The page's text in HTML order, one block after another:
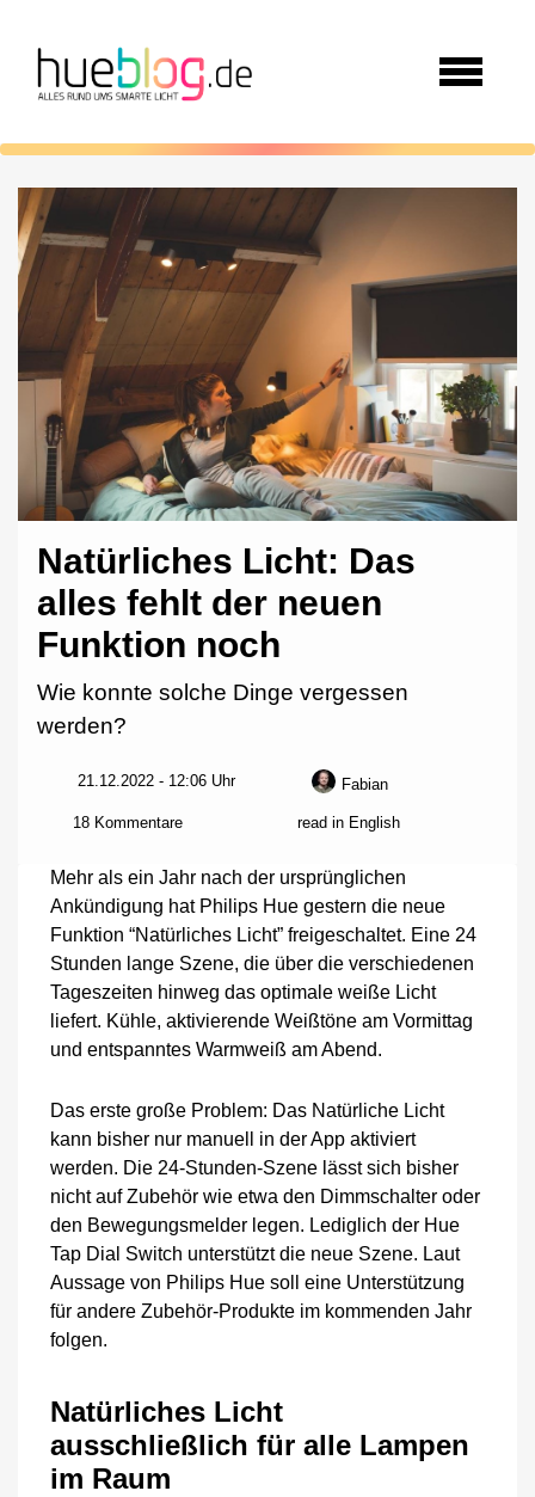
Natürliches Licht: Das
alles fehlt der neuen
Funktion noch
Wie konnte solche Dinge vergessen
werden?
21.12.2022 - 12:06 Uhr Fabian
18 Kommentarezu
Licht:
Das
alles
fehlt
der
Funktion
noch
read in English
Mehr als ein Jahr nach der ursprünglichen
Ankündigung hat Philips Hue gestern die neue
Funktion “Natürliches Licht” freigeschaltet. Eine 24
Stunden lange Szene, die über die verschiedenen
Tageszeiten hinweg das optimale weiße Licht
liefert. Kühle, aktivierende Weißtöne am Vormittag
und entspanntes Warmweiß am Abend.
Das erste große Problem: Das Natürliche Licht
kann bisher nur manuell in der App aktiviert
werden. Die 24-Stunden-Szene lässt sich bisher
nicht auf Zubehör wie etwa den Dimmschalter oder
den Bewegungsmelder legen. Lediglich der Hue
Tap Dial Switch unterstützt die neue Szene. Laut
Aussage von Philips Hue soll eine Unterstützung
für andere Zubehör-Produkte im kommenden Jahr
folgen.
Natürliches Licht
ausschließlich für alle Lampen
im Raum